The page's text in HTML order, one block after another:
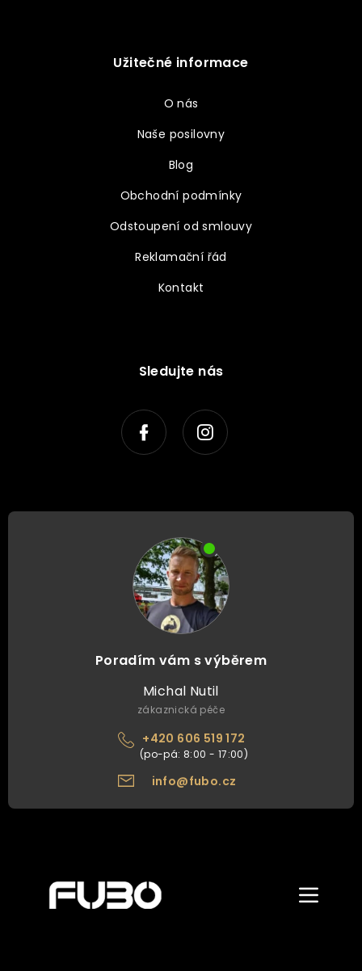
Užitečné informace
O nás
Naše posilovny
Blog
Obchodní podmínky
Odstoupení od smlouvy
Reklamační řád
Kontakt
Sledujte nás
Poradím vám s výběrem
Michal Nutil
zákaznická péče
+420 606 519 172
info@fubo.cz
Zobrazit/
menu